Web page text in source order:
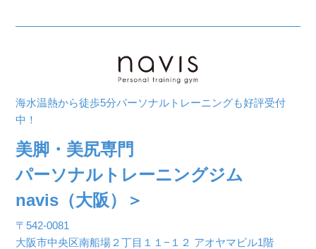
海水温熱から徒歩5分パーソナルトレーニングも好評受付
中！
美脚・美尻専門
パーソナルトレーニングジム
navis（大阪）＞
〒542-0081
大阪市中央区南船場２丁目１１−１２ アオヤマビル1階